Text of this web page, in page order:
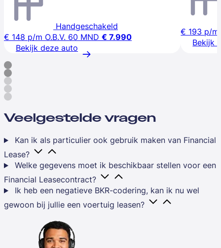
Handgeschakeld
€ 148 p/m O.B.V. 60 MND € 7.990
Bekijk deze auto
€ 193 p/m
Bekijk
Veelgestelde vragen
Kan ik als particulier ook gebruik maken van Financial
Lease?
Welke gegevens moet ik beschikbaar stellen voor een
Financial Leasecontract?
Ik heb een negatieve BKR-codering, kan ik nu wel
gewoon bij jullie een voertuig leasen?